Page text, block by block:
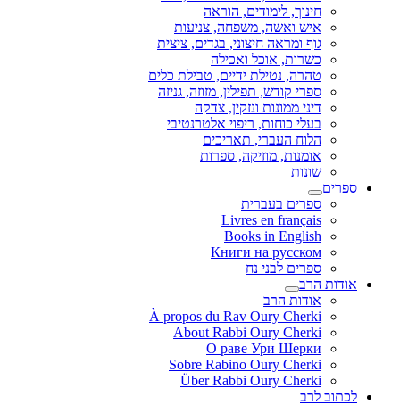
חינוך, לימודים, הוראה
איש ואשה, משפחה, צניעות
גוף ומראה חיצוני, בגדים, ציצית
כשרות, אוכל ואכילה
טהרה, נטילת ידיים, טבילת כלים
ספרי קודש, תפילין, מזוזה, גניזה
דיני ממונות ונזקין, צדקה
בעלי כוחות, ריפוי אלטרנטיבי
הלוח העברי, תאריכים
אומנות, מוזיקה, ספרות
שונות
ספרים
ספרים בעברית
Livres en français
Books in English
Книги на русском
ספרים לבני נח
אודות הרב
אודות הרב
À propos du Rav Oury Cherki
About Rabbi Oury Cherki
О раве Ури Шерки
Sobre Rabino Oury Cherki
Über Rabbi Oury Cherki
לכתוב לרב